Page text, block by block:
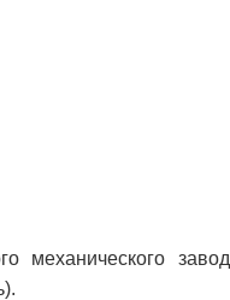
механического